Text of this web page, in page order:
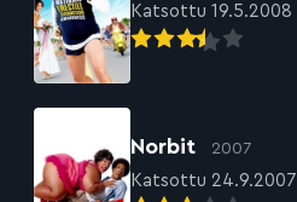
Katsottu 19.5.2008
Norbit 2007
Katsottu 24.9.2007